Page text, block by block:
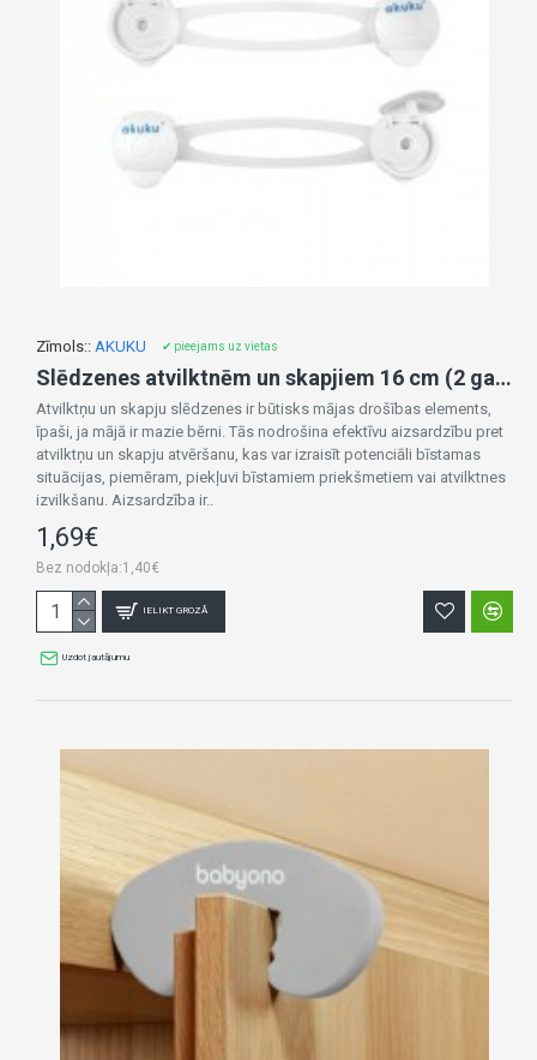
Zīmols:: AKUKU ✔ pieejams uz vietas
Slēdzenes atvilktnēm un skapjiem 16 cm (2 gab.) A0650
Atvilktņu un skapju slēdzenes ir būtisks mājas drošības elements,
īpaši, ja mājā ir mazie bērni. Tās nodrošina efektīvu aizsardzību pret
atvilktņu un skapju atvēršanu, kas var izraisīt potenciāli bīstamas
situācijas, piemēram, piekļuvi bīstamiem priekšmetiem vai atvilktnes
izvilkšanu. Aizsardzība ir..
1,69€
Bez nodokļa:1,40€
IELIKT GROZĀ
Uzdot jautājumu